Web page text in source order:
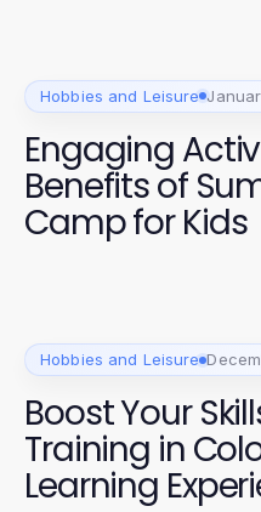
Hobbies and Leisure
Engaging
Benefits of
Camp for Kids
Hobbies and Leisure
Boost Your
Training in
Learning